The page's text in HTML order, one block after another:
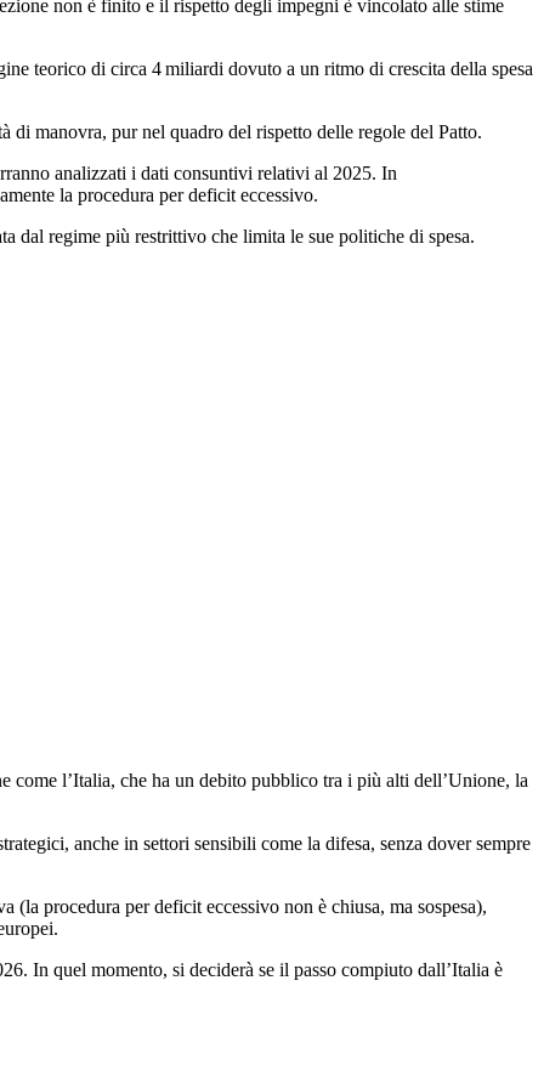
non è finito e il rispetto degli impegni è vincolato alle stime
teorico di circa 4 miliardi dovuto a un ritmo di crescita della spesa
di manovra, pur nel quadro del rispetto delle regole del Patto.
analizzati i dati consuntivi relativi al 2025. In
la procedura per deficit eccessivo.
dal regime più restrittivo che limita le sue politiche di spesa.
come l’Italia, che ha un debito pubblico tra i più alti dell’Unione, la
anche in settori sensibili come la difesa, senza dover sempre
procedura per deficit eccessivo non è chiusa, ma sospesa),
In quel momento, si deciderà se il passo compiuto dall’Italia è